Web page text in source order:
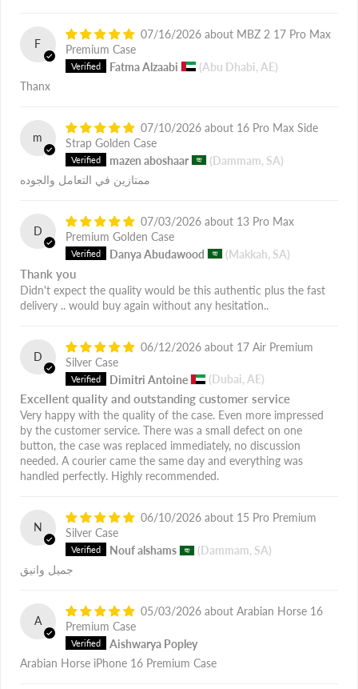
F
07/16/2026
MBZ 2 17 Pro Max
Premium Case
Fatma Alzaabi
(Abu Dhabi, AE)
Thanx
m
07/10/2026
16 Pro Max Side
Strap Golden Case
mazen aboshaar
(Dammam, SA)
ممتازين في التعامل والجوده
D
07/03/2026
13 Pro Max
Premium Golden Case
Danya Abudawood
(Makkah, SA)
Thank you
Didn't expect the quality would be this authentic plus the fast
delivery .. would buy again without any hesitation..
D
06/12/2026
17 Air Premium
Silver Case
Dimitri Antoine
(Dubai, AE)
Excellent quality and outstanding customer service
Very happy with the quality of the case. Even more impressed
by the customer service. There was a small defect on one
button, the case was replaced immediately, no discussion
needed. A courier came the same day and everything was
handled perfectly. Highly recommended.
N
06/10/2026
15 Pro Premium
Silver Case
Nouf alshams
(Dammam, SA)
جميل وانيق
A
05/03/2026
Arabian Horse 16
Premium Case
Aishwarya Popley
Arabian Horse iPhone 16 Premium Case